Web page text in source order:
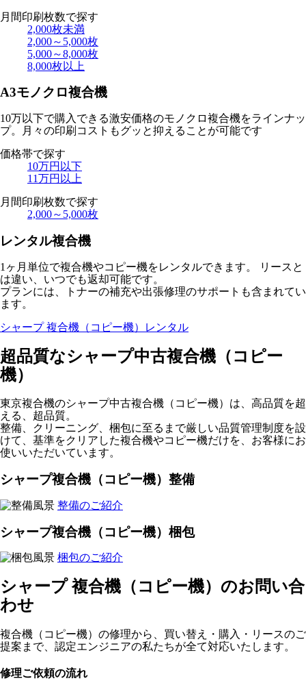
月間印刷枚数で探す
2,000枚未満
2,000～5,000枚
5,000～8,000枚
8,000枚以上
A3モノクロ複合機
10万以下で購入できる激安価格のモノクロ複合機をラインナッ
プ。月々の印刷コストもグッと抑えることが可能です
価格帯で探す
10万円以下
11万円以上
月間印刷枚数で探す
2,000～5,000枚
レンタル複合機
1ヶ月単位で複合機やコピー機をレンタルできます。 リースと
は違い、いつでも返却可能です。
プランには、トナーの補充や出張修理のサポートも含まれてい
ます。
シャープ 複合機（コピー機）
レンタル
超品質なシャープ中古複合機（コピー
機）
東京複合機のシャープ中古複合機（コピー機）は、高品質を超
える、超品質。
整備、クリーニング、梱包に至るまで厳しい品質管理制度を設
けて、基準をクリアした複合機やコピー機だけを、お客様にお
使いいただいています。
シャープ複合機（コピー機） 整備
整備のご紹介
シャープ複合機（コピー機） 梱包
梱包のご紹介
シャープ 複合機（コピー機）のお問い合
わせ
複合機（コピー機）の修理から、買い替え・購入・リースのご
提案まで、認定エンジニアの私たちが全て対応いたします。
修理ご依頼の流れ